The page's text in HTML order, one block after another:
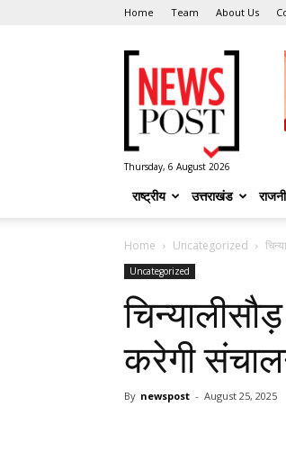
Home Team About Us
Post
Thursday, 6 August 2026
राष्ट्रीय उत्तराखंड
Home Uncategorized
Uncategorized
करेगी
By newspost - August 25, 2025